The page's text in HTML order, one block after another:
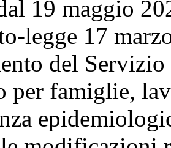
19 maggio
legge 17
del
per famiglie,